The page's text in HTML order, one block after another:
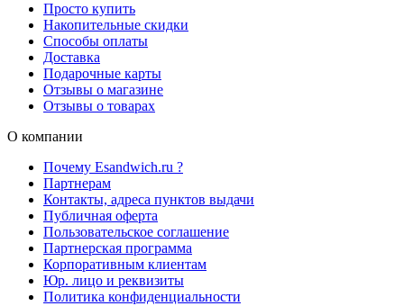
Просто купить
Накопительные скидки
Способы оплаты
Доставка
Подарочные карты
Отзывы о магазине
Отзывы о товарах
О компании
Почему Esandwich.ru ?
Партнерам
Контакты, адреса пунктов выдачи
Публичная оферта
Пользовательское соглашение
Партнерская программа
Корпоративным клиентам
Юр. лицо и реквизиты
Политика конфиденциальности